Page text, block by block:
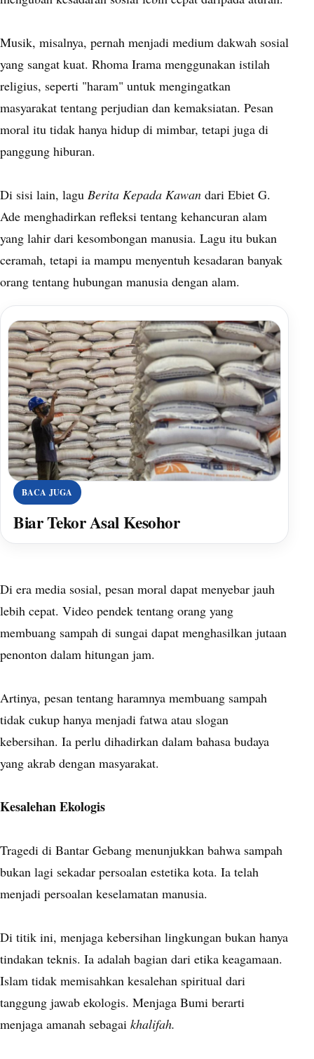
Musik, misalnya, pernah menjadi medium dakwah sosial
yang sangat kuat. Rhoma Irama menggunakan istilah
religius, seperti "haram" untuk mengingatkan
masyarakat tentang perjudian dan kemaksiatan. Pesan
moral itu tidak hanya hidup di mimbar, tetapi juga di
panggung hiburan.
Di sisi lain, lagu Berita Kepada Kawan dari Ebiet G.
Ade menghadirkan refleksi tentang kehancuran alam
yang lahir dari kesombongan manusia. Lagu itu bukan
ceramah, tetapi ia mampu menyentuh kesadaran banyak
orang tentang hubungan manusia dengan alam.
BACA JUGA
Biar Tekor Asal Kesohor
Di era media sosial, pesan moral dapat menyebar jauh
lebih cepat. Video pendek tentang orang yang
membuang sampah di sungai dapat menghasilkan jutaan
penonton dalam hitungan jam.
Artinya, pesan tentang haramnya membuang sampah
tidak cukup hanya menjadi fatwa atau slogan
kebersihan. Ia perlu dihadirkan dalam bahasa budaya
yang akrab dengan masyarakat.
Kesalehan Ekologis
Tragedi di Bantar Gebang menunjukkan bahwa sampah
bukan lagi sekadar persoalan estetika kota. Ia telah
menjadi persoalan keselamatan manusia.
Di titik ini, menjaga kebersihan lingkungan bukan hanya
tindakan teknis. Ia adalah bagian dari etika keagamaan.
Islam tidak memisahkan kesalehan spiritual dari
tanggung jawab ekologis. Menjaga Bumi berarti
menjaga amanah sebagai khalifah.